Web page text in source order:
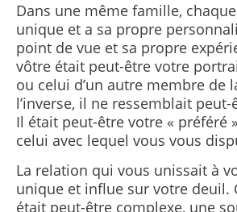
Dans une même famille,
unique et a sa propre
point de vue et sa propre
vôtre était peut-être votre
ou celui d’un autre membre de
l’inverse, il ne ressemblait
Il était peut-être votre « préféré
celui avec lequel vous vous
La relation qui vous unissait à
unique et influe sur votre deuil.
était peut-être complexe, une